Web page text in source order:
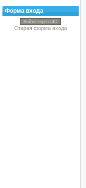
Форма входа
Войти через uID
Старая форма входа